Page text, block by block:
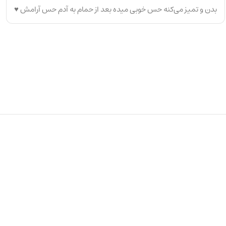
بدن و تمیز می‌کنه حس خوبی میده بعد از حمام به آدم حس آرامش ♥️